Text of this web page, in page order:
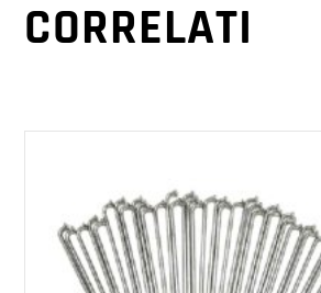
CORRELATI